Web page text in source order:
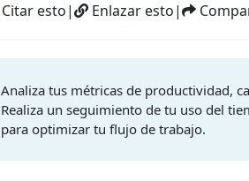
Citar esto| Enlazar esto|
Analiza tus métricas de productividad,
Realiza un seguimiento de tu uso del
para optimizar tu flujo de trabajo.